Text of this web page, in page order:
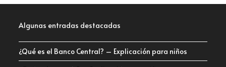
Algunas entradas destacadas
¿Qué es el Banco Central? – Explicación para niños